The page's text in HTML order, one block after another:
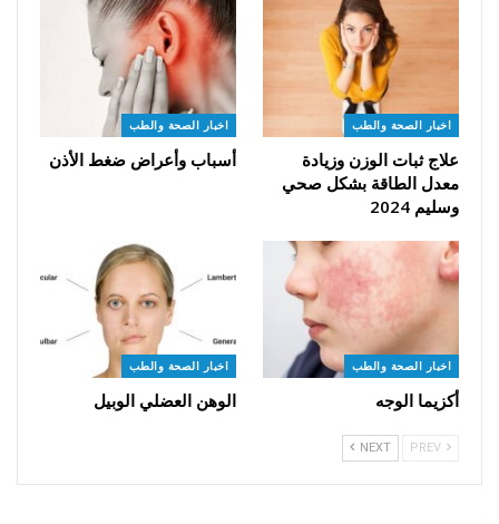
اخبار الصحة والطب
علاج ثبات الوزن وزيادة
معدل الطاقة بشكل صحي
وسليم 2024
اخبار الصحة والطب
أسباب وأعراض ضغط الأذن
اخبار الصحة والطب
أكزيما الوجه
اخبار الصحة والطب
الوهن العضلي الوبيل
NEXT